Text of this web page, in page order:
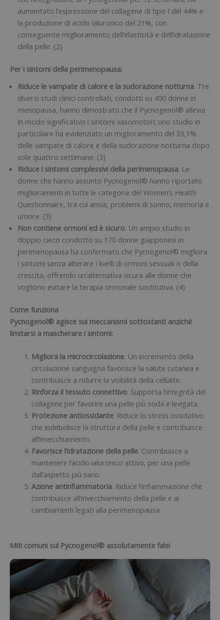
aumentato l’espressione del collagene di tipo I del 44% e
la produzione di acido ialuronico del 21%, con
conseguente miglioramento dell’elasticità e dell’idratazione
della pelle. (2)
Per i sintomi della perimenopausa:
Riduce le vampate di calore e la sudorazione notturna. Tre
diversi studi clinici controllati, condotti su 450 donne in
menopausa, hanno dimostrato che il Pycnogenol® allevia
in modo significativo i sintomi vasomotori; uno studio in
particolare ha evidenziato un miglioramento del 33,1%
delle vampate di calore e della sudorazione notturna dopo
sole quattro settimane. (3)
Riduce i sintomi complessivi della perimenopausa. Le
donne che hanno assunto Pycnogenol® hanno riportato
miglioramenti in tutte le categorie del Women’s Health
Questionnaire, tra cui ansia, problemi di sonno, memoria e
umore. (3)
Non contiene ormoni ed è sicuro. Un ampio studio in
doppio cieco condotto su 170 donne giapponesi in
perimenopausa ha confermato che Pycnogenol® migliora
i sintomi senza alterare i livelli di ormoni sessuali o della
crescita, offrendo un’alternativa sicura alle donne che
vogliono evitare la terapia ormonale sostitutiva. (4)
Come funziona
Pycnogenol® agisce sui meccanismi sottostanti anziché
limitarsi a mascherare i sintomi:
Migliora la microcircolazione. Un incremento della
circolazione sanguigna favorisce la salute cutanea e
contribuisce a ridurre la visibilità della cellulite.
Rinforza il tessuto connettivo. Supporta l’integrità del
collagene per favorire una pelle più soda e levigata.
Protezione antiossidante. Riduce lo stress ossidativo
che indebolisce la struttura della pelle e contribuisce
all’invecchiamento.
Favorisce l’idratazione della pelle. Contribuisce a
mantenere l’acido ialuronico attivo, per una pelle
dall’aspetto più sano.
Azione antinfiammatoria. Riduce l’infiammazione che
contribuisce all’invecchiamento della pelle e ai
cambiamenti legati alla perimenopausa.
Miti comuni sul Pycnogenol® assolutamente falsi